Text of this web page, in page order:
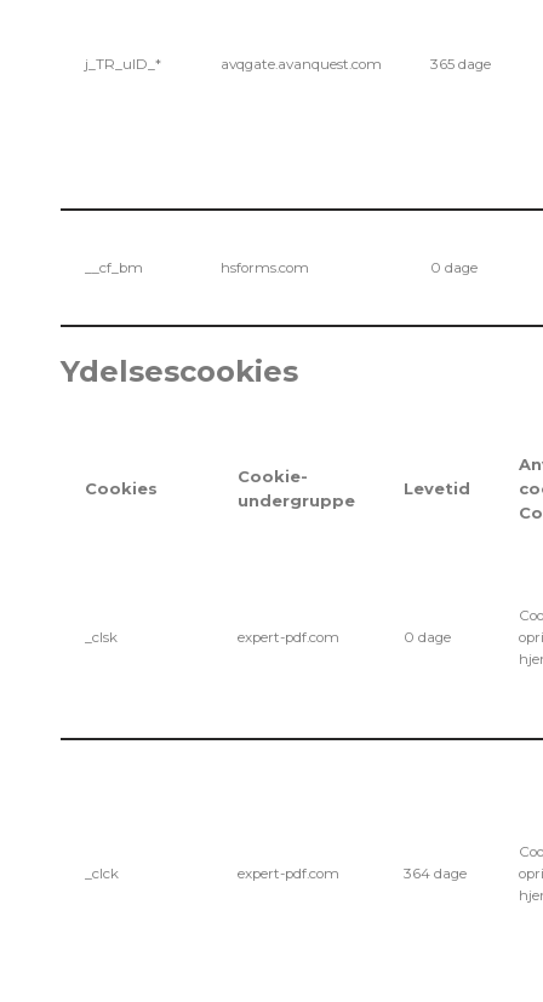
j_TR_uID_* avqgate.avanquest.com 365 dage
__cf_bm hsforms.com 0 dage
Ydelsescookies
Cookies
Cookie-
undergruppe
Levetid
_clsk expert-pdf.com 0 dage
_clck expert-pdf.com 364 dage